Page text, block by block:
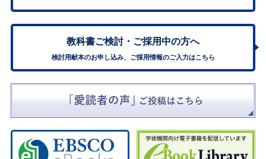
教科書ご検討・ ご採用中の方へ
検討用献本のお申し込み、ご採用情報のご入力はこちら